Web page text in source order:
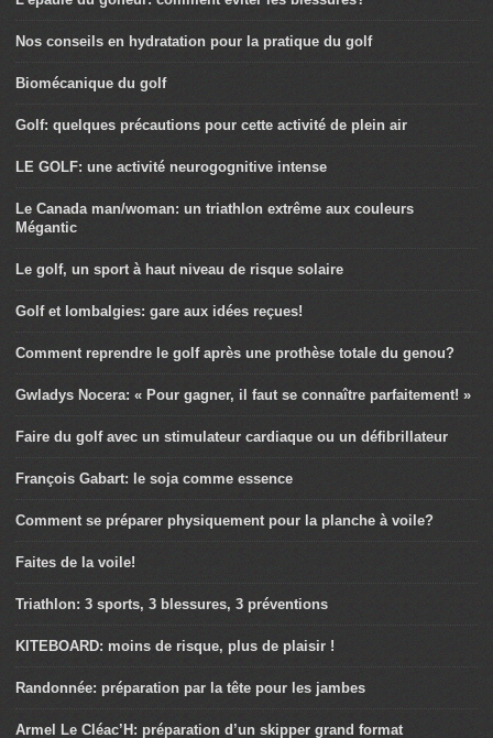
Nos conseils en hydratation pour la pratique du golf
Biomécanique du golf
Golf: quelques précautions pour cette activité de plein air
LE GOLF: une activité neurogognitive intense
Le Canada man/woman: un triathlon extrême aux couleurs
Mégantic
Le golf, un sport à haut niveau de risque solaire
Golf et lombalgies: gare aux idées reçues!
Comment reprendre le golf après une prothèse totale du genou?
Gwladys Nocera: « Pour gagner, il faut se connaître parfaitement! »
Faire du golf avec un stimulateur cardiaque ou un défibrillateur
François Gabart: le soja comme essence
Comment se préparer physiquement pour la planche à voile?
Faites de la voile!
Triathlon: 3 sports, 3 blessures, 3 préventions
KITEBOARD: moins de risque, plus de plaisir !
Randonnée: préparation par la tête pour les jambes
Armel Le Cléac’H: préparation d’un skipper grand format